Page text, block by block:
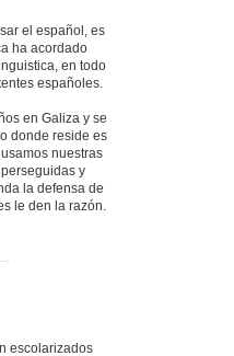
el español, es
ha acordado
en todo
españoles.
en Galiza y se
donde reside es
nuestras
y
la defensa de
le den la razón.
escolarizados